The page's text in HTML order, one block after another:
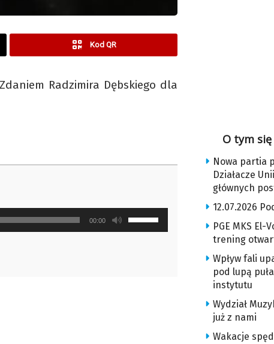
Kod QR
Radzimira Dębskiego dla
00:00
strzałek
O tym się
Nowa partia
Działacze
głównych
12.07.2026
PGE MKS El-
trening
Wpływ fali
pod lupą
instytutu
Wydział
już z nami
Wakacje